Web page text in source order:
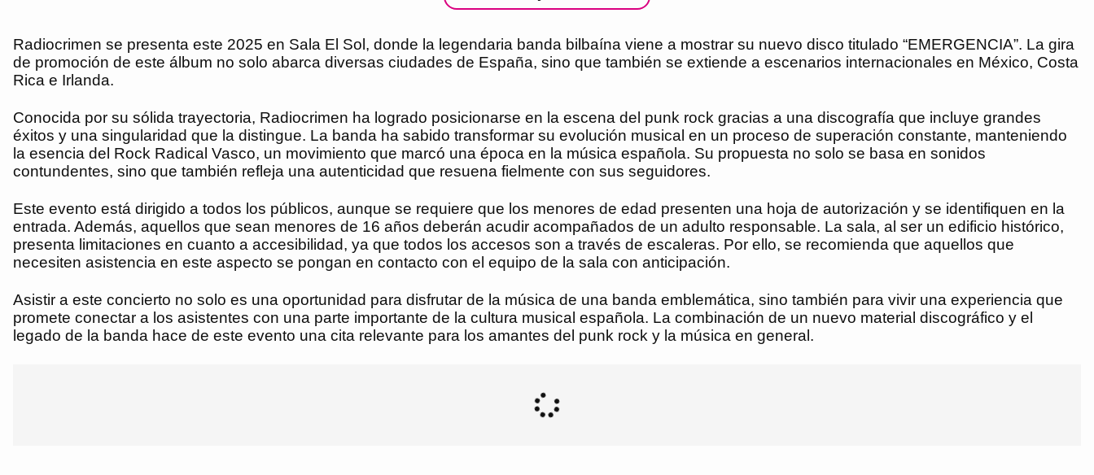
Radiocrimen se presenta este 2025 en Sala El Sol, donde la legendaria banda bilbaína viene a mostrar su nuevo disco titulado “EMERGENCIA”. La gira
de promoción de este álbum no solo abarca diversas ciudades de España, sino que también se extiende a escenarios internacionales en México, Costa
Rica e Irlanda.
Conocida por su sólida trayectoria, Radiocrimen ha logrado posicionarse en la escena del punk rock gracias a una discografía que incluye grandes
éxitos y una singularidad que la distingue. La banda ha sabido transformar su evolución musical en un proceso de superación constante, manteniendo
la esencia del Rock Radical Vasco, un movimiento que marcó una época en la música española. Su propuesta no solo se basa en sonidos
contundentes, sino que también refleja una autenticidad que resuena fielmente con sus seguidores.
Este evento está dirigido a todos los públicos, aunque se requiere que los menores de edad presenten una hoja de autorización y se identifiquen en la
entrada. Además, aquellos que sean menores de 16 años deberán acudir acompañados de un adulto responsable. La sala, al ser un edificio histórico,
presenta limitaciones en cuanto a accesibilidad, ya que todos los accesos son a través de escaleras. Por ello, se recomienda que aquellos que
necesiten asistencia en este aspecto se pongan en contacto con el equipo de la sala con anticipación.
Asistir a este concierto no solo es una oportunidad para disfrutar de la música de una banda emblemática, sino también para vivir una experiencia que
promete conectar a los asistentes con una parte importante de la cultura musical española. La combinación de un nuevo material discográfico y el
legado de la banda hace de este evento una cita relevante para los amantes del punk rock y la música en general.